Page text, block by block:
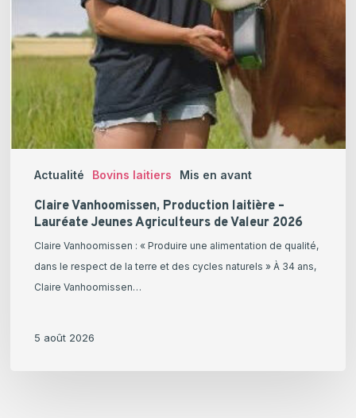
Actualité Bovins laitiers Mis en avant
Claire Vanhoomissen, Production laitière –
Lauréate Jeunes Agriculteurs de Valeur 2026
Claire Vanhoomissen : « Produire une alimentation de qualité,
dans le respect de la terre et des cycles naturels » À 34 ans,
Claire Vanhoomissen…
5 août 2026